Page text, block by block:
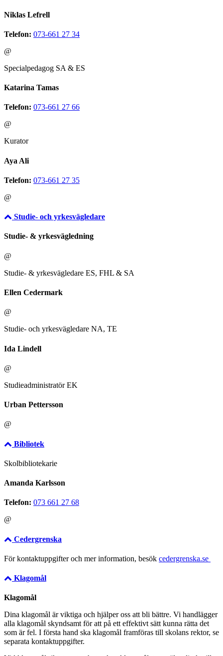
Niklas Lefrell
Telefon: 073-661 27 34
@
Specialpedagog SA & ES
Katarina Tamas
Telefon: 073-661 27 66
@
Kurator
Aya Ali
Telefon: 073-661 27 35
@
Studie- och yrkesvägledare
Studie- & yrkesvägledning
@
Studie- & yrkesvägledare ES, FHL & SA
Ellen Cedermark
@
Studie- och yrkesvägledare NA, TE
Ida Lindell
@
Studieadministratör EK
Urban Pettersson
@
Bibliotek
Skolbibliotekarie
Amanda Karlsson
Telefon: 073 661 27 68
@
Cedergrenska
För kontaktuppgifter och mer information, besök cedergrenska.se
Klagomål
Klagomål
Dina klagomål är viktiga och hjälper oss att bli bättre. Vi handlägger
alla klagomål skyndsamt för att på ett effektivt sätt kunna rätta det
som är fel. I första hand ska klagomål framföras till skolans rektor, se
separata kontaktuppgifter.